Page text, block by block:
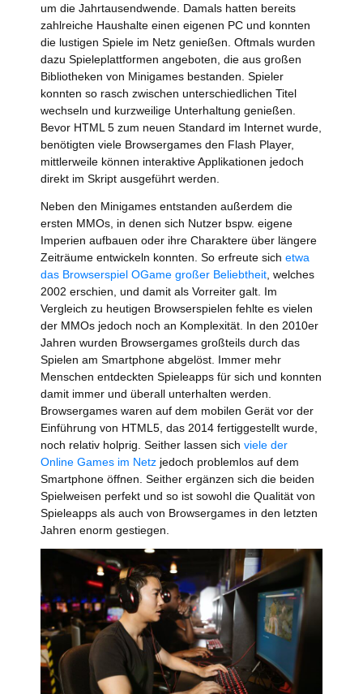
um die Jahrtausendwende. Damals hatten bereits
zahlreiche Haushalte einen eigenen PC und konnten
die lustigen Spiele im Netz genießen. Oftmals wurden
dazu Spieleplattformen angeboten, die aus großen
Bibliotheken von Minigames bestanden. Spieler
konnten so rasch zwischen unterschiedlichen Titel
wechseln und kurzweilige Unterhaltung genießen.
Bevor HTML 5 zum neuen Standard im Internet wurde,
benötigten viele Browsergames den Flash Player,
mittlerweile können interaktive Applikationen jedoch
direkt im Skript ausgeführt werden.
Neben den Minigames entstanden außerdem die
ersten MMOs, in denen sich Nutzer bspw. eigene
Imperien aufbauen oder ihre Charaktere über längere
Zeiträume entwickeln konnten. So erfreute sich etwa
das Browserspiel OGame großer Beliebtheit , welches
2002 erschien, und damit als Vorreiter galt. Im
Vergleich zu heutigen Browserspielen fehlte es vielen
der MMOs jedoch noch an Komplexität. In den 2010er
Jahren wurden Browsergames großteils durch das
Spielen am Smartphone abgelöst. Immer mehr
Menschen entdeckten Spieleapps für sich und konnten
damit immer und überall unterhalten werden.
Browsergames waren auf dem mobilen Gerät vor der
Einführung von HTML5, das 2014 fertiggestellt wurde,
noch relativ holprig. Seither lassen sich viele der
Online Games im Netz jedoch problemlos auf dem
Smartphone öffnen. Seither ergänzen sich die beiden
Spielweisen perfekt und so ist sowohl die Qualität von
Spieleapps als auch von Browsergames in den letzten
Jahren enorm gestiegen.